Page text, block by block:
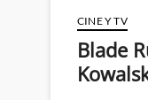
CINE Y TV
Blade